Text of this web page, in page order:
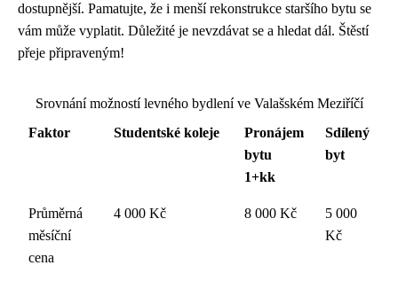
dostupnější. Pamatujte, že i menší rekonstrukce staršího bytu se
vám může vyplatit. Důležité je nevzdávat se a hledat dál. Štěstí
přeje připraveným!
Srovnání možností levného bydlení ve Valašském Meziříčí
Faktor
Studentské koleje
Pronájem
bytu
1+kk
Sdílený
byt
Průměrná
měsíční
cena
4 000 Kč 8 000 Kč
5 000
Kč